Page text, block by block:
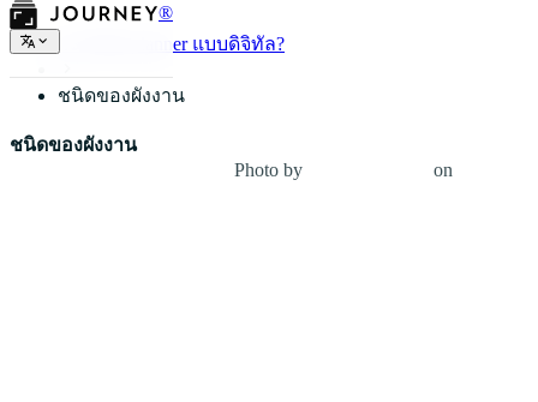
®
อะไรคือ planner แบบดิจิทัล?
ชนิดของผังงาน
ชนิดของผังงาน
Photo by on